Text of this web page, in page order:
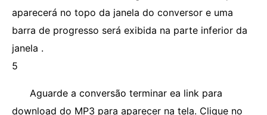
aparecerá no topo da janela do conversor e uma
barra de progresso será exibida na parte inferior da
janela .
5
Aguarde a conversão terminar ea link para
download do MP3 para aparecer na tela. Clique no